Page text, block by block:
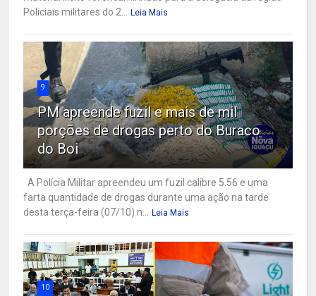
Policiais militares do 2... Leia Mais
9
PM apreende fuzil e mais de mil
porções de drogas perto do Buraco
do Boi
A Polícia Militar apreendeu um fuzil calibre 5.56 e uma
farta quantidade de drogas durante uma ação na tarde
desta terça-feira (07/10) n... Leia Mais
10